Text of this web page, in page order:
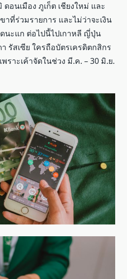
อนเมือง ภูเก็ต เชียงใหม่ และ
ที่ร่วมรายการ และไม่ว่าจะเงิน
นะแก ต่อไปนี้ไปเกาหลี ญี่ปุ่น
รัสเซีย ใครถือบัตรเครดิตกสิกร
ราะเค้าจัดในช่วง มี.ค. – 30 มิ.ย.